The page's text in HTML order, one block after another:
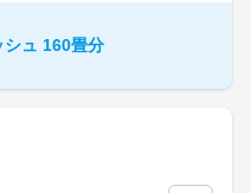
シュ 160畳分